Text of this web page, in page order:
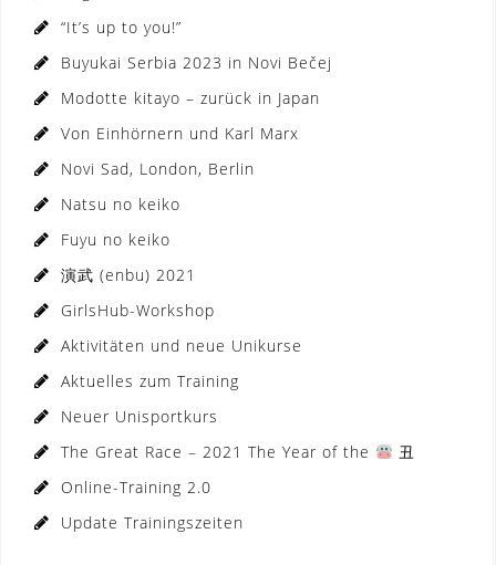
“It’s up to you!”
Buyukai Serbia 2023 in Novi Bečej
Modotte kitayo – zurück in Japan
Von Einhörnern und Karl Marx
Novi Sad, London, Berlin
Natsu no keiko
Fuyu no keiko
演武 (enbu) 2021
GirlsHub-Workshop
Aktivitäten und neue Unikurse
Aktuelles zum Training
Neuer Unisportkurs
The Great Race – 2021 The Year of the
丑
Online-Training 2.0
Update Trainingszeiten